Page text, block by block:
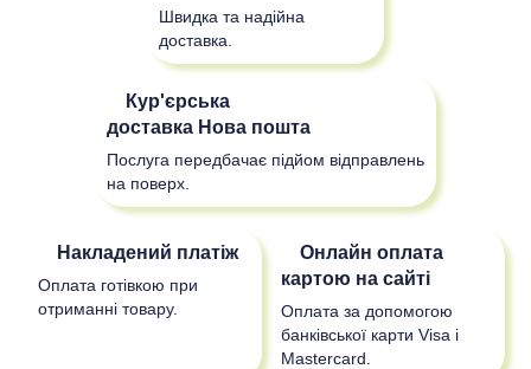
Швидка та надійна
доставка.
Кур'єрська
доставка Нова пошта
Послуга передбачає підйом відправлень
на поверх.
Накладений платіж
Оплата готівкою при
отриманні товару.
Онлайн оплата
картою на сайті
Оплата за допомогою
банківської карти Visa і
Mastercard.